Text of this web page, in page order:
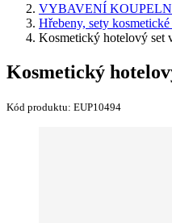
VYBAVENÍ
Hřebeny, sety
Kosmetický hotelový set
Kosmetický
Kód produktu: EUP10494